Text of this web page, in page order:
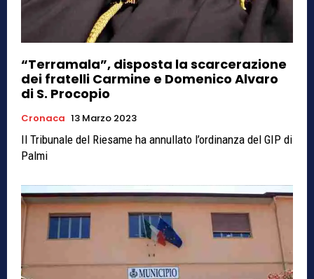
“Terramala”, disposta la scarcerazione
dei fratelli Carmine e Domenico Alvaro
di S. Procopio
Cronaca 13 Marzo 2023
Il Tribunale del Riesame ha annullato l’ordinanza del GIP di
Palmi